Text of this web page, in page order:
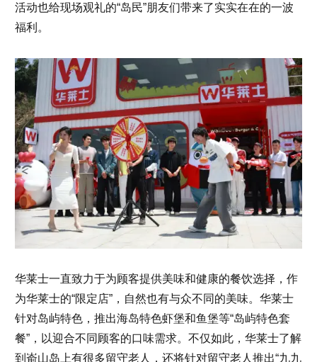
活动也给现场观礼的“岛民”朋友们带来了实实在在的一波
福利。
华莱士一直致力于为顾客提供美味和健康的餐饮选择，作
为华莱士的“限定店”，自然也有与众不同的美味。华莱士
针对岛屿特色，推出海岛特色虾堡和鱼堡等“岛屿特色套
餐”，以迎合不同顾客的口味需求。不仅如此，华莱士了解
到嵛山岛上有很多留守老人，还将针对留守老人推出“九九